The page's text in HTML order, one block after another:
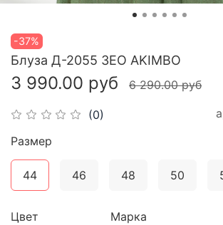
-37%
(0)
Блуза Д-2055 ЗЕО AKIMBO
3 990.00 руб 6 290.00 руб
Размер
44 46 48 50
Цвет Марка